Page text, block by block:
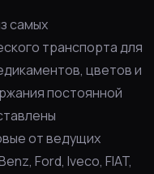
самых
транспорта для
цветов и
постоянной
от ведущих
Ford, Iveco, FIAT,